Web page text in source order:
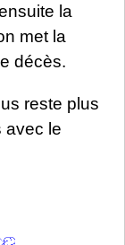
la
met la
décès.
reste plus
avec le